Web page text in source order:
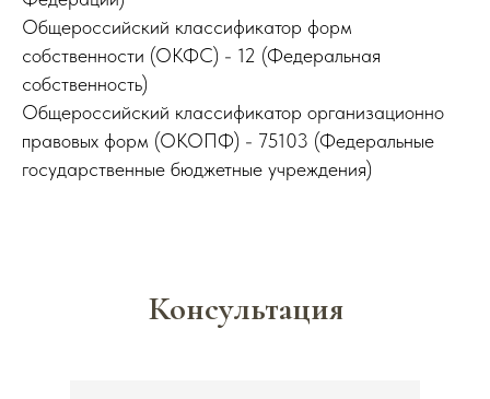
Общероссийский классификатор форм
собственности (ОКФС) - 12 (Федеральная
собственность)
Общероссийский классификатор организационно
правовых форм (ОКОПФ) - 75103 (Федеральные
государственные бюджетные учреждения)
Консультация